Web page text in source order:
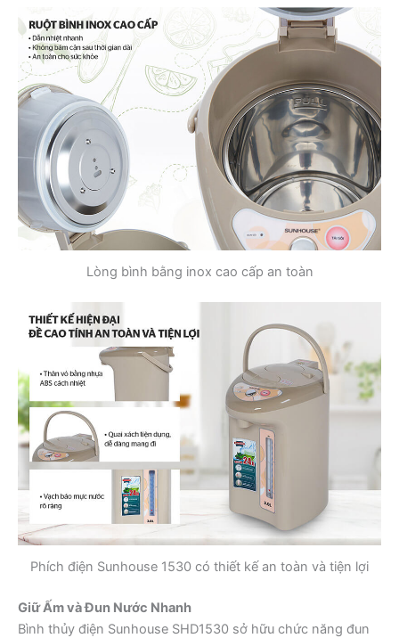
Lòng bình bằng inox cao cấp an toàn
Phích điện Sunhouse 1530 có thiết kế an toàn và tiện lợi
Giữ Ấm và Đun Nước Nhanh
Bình thủy điện Sunhouse SHD1530 sở hữu chức năng đun